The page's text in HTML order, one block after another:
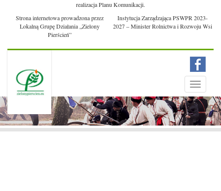
realizacja Planu Komunikacji.
Strona internetowa prowadzona przez
Lokalną Grupę Działania „Zielony
Pierścień”
Instytucja Zarządzająca PSWPR 2023-
2027 – Minister Rolnictwa i Rozwoju Wsi
Toggle
Menu